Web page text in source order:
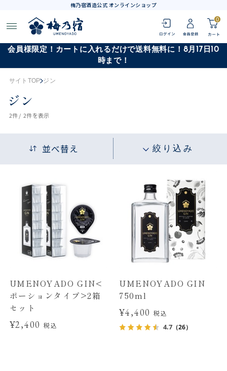
梅乃宿酒造公式 オンラインショップ
0
会員様限定！カートに入れるだけで送料無料に！8月17日10
時まで！
サイトTOP ジン
ジン
2件 / 2件を表示
並べ替え 絞り込み
UMENOYADO GIN<
ポーションタイプ>2箱
セット
¥2,400税込
UMENOYADO GIN
750ml
¥4,400 税込
4.7 （26）